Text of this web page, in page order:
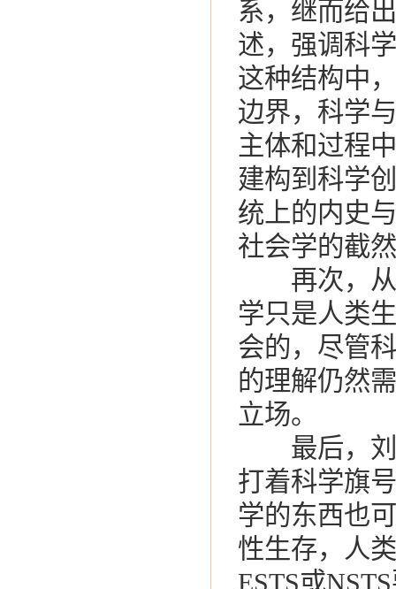
系，继而给
述，强调科
这种结构中
边界，科学
主体和过程
建构到科学
统上的内史
社会学的截
再次，从
学只是人类
会的，尽管
的理解仍然
立场。
最后，刘
打着科学旗
学的东西也
性生存，人